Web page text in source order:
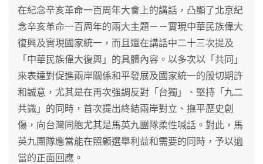
在紀念辛亥革命一百周年大會上的講話，凸顯了北京紀
念辛亥革命一百周年的兩大主題－－實現中華民族偉大
復興及實現國家統一，而且還在講話中二十三次提及
「中華民族偉大復興」的具體內容。以多次以「共同」
來表達對促進兩岸關係和平發展及國家統一的殷切期許
和誠意，尤其是在再次強調反對「台獨」、堅持「九二
共識」的同時，首次提出終結兩岸對立、撫平歷史創
傷，向台灣同胞尤其是馬英九團隊柔性喊話。對此，馬
英九團隊應當能在照顧選舉利益和需要的同時，予以適
當的正面回應。